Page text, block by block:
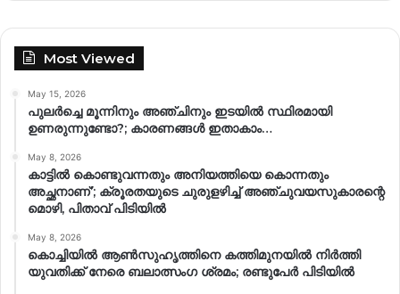
Most Viewed
May 15, 2026
പുലർച്ചെ മൂന്നിനും അഞ്ചിനും ഇടയിൽ സ്ഥിരമായി
ഉണരുന്നുണ്ടോ?; കാരണങ്ങള്‍ ഇതാകാം…
May 8, 2026
കാട്ടിൽ കൊണ്ടുവന്നതും അനിയത്തിയെ കൊന്നതും
അച്ഛനാണ്’; ക്രൂരതയുടെ ചുരുളഴിച്ച് അഞ്ചുവയസുകാരന്റെ
മൊഴി, പിതാവ് പിടിയിൽ
May 8, 2026
കൊച്ചിയിൽ ആൺസുഹൃത്തിനെ കത്തിമുനയിൽ നിർത്തി
യുവതിക്ക് നേരെ ബലാത്സംഗ​ ശ്രമം; രണ്ടുപേർ പിടിയിൽ